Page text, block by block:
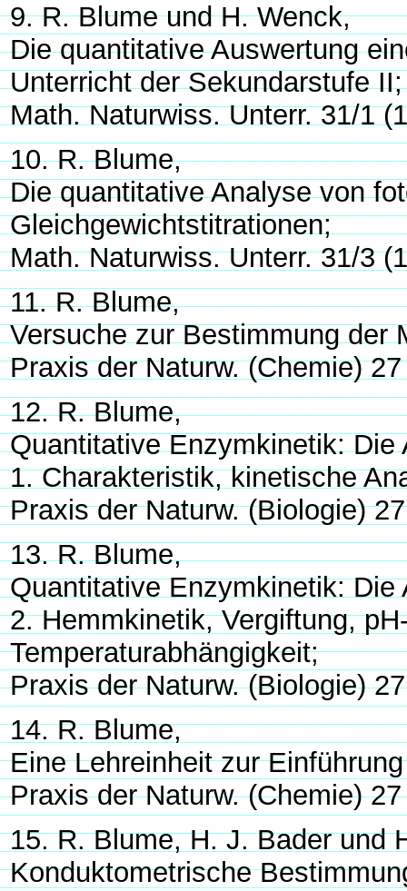
9. R. Blume und H. Wenck,
Die quantitative Auswertung
Unterricht der Sekundarstufe II;
Math. Naturwiss. Unterr. 31/1
10. R. Blume,
Die quantitative Analyse von
Gleichgewichtstitrationen;
Math. Naturwiss. Unterr. 31/3
11. R. Blume,
Versuche zur Bestimmung der
Praxis der Naturw. (Chemie)
12. R. Blume,
Quantitative Enzymkinetik:
1. Charakteristik, kinetische
Praxis der Naturw. (Biologie)
13. R. Blume,
Quantitative Enzymkinetik:
2. Hemmkinetik, Vergiftung,
Temperaturabhängigkeit;
Praxis der Naturw. (Biologie)
14. R. Blume,
Eine Lehreinheit zur
Praxis der Naturw. (Chemie)
15. R. Blume, H. J. Bader und
Konduktometrische